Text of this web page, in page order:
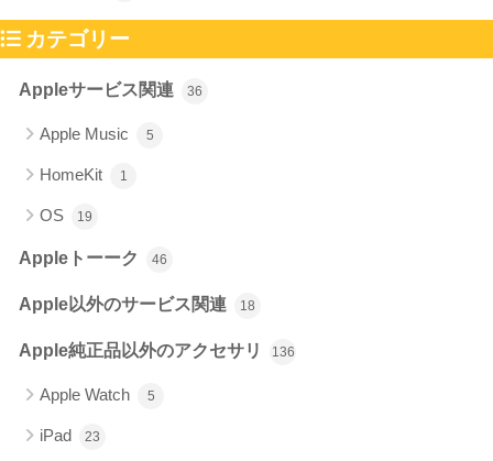
カテゴリー
Appleサービス関連 36
Apple Music 5
HomeKit 1
OS 19
Appleトーーク 46
Apple以外のサービス関連 18
Apple純正品以外のアクセサリ 136
Apple Watch 5
iPad 23